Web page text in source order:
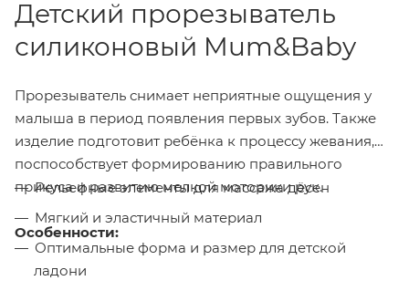
Детский прорезыватель
силиконовый Mum&Baby
Прорезыватель снимает неприятные ощущения у
малыша в период появления первых зубов. Также
изделие подготовит ребёнка к процессу жевания,
поспособствует формированию правильного
прикуса и развитию мелкой моторики рук.
Особенности:
Рельефные элементы для массажа дёсен
Мягкий и эластичный материал
Оптимальные форма и размер для детской
ладони